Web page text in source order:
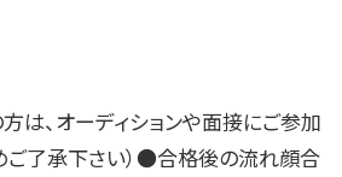
は、オーディションや面接にご参加
ご了承下さい）●合格後の流れ顔合